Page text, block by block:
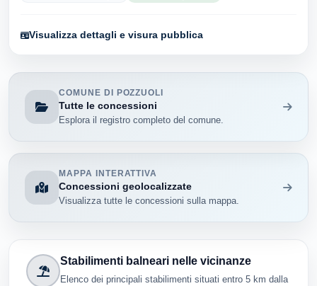
Visualizza dettagli e visura pubblica
COMUNE DI POZZUOLI
Tutte le concessioni
Esplora il registro completo del comune.
MAPPA INTERATTIVA
Concessioni geolocalizzate
Visualizza tutte le concessioni sulla mappa.
Stabilimenti balneari nelle vicinanze
Elenco dei principali stabilimenti situati entro 5 km dalla